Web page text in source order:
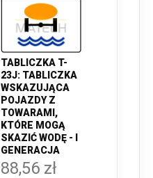
TABLICZKA T-
23J: TABLICZKA
WSKAZUJĄCA
POJAZDY Z
TOWARAMI,
KTÓRE MOGĄ
SKAZIĆ WODĘ - I
GENERACJA
88,56 zł